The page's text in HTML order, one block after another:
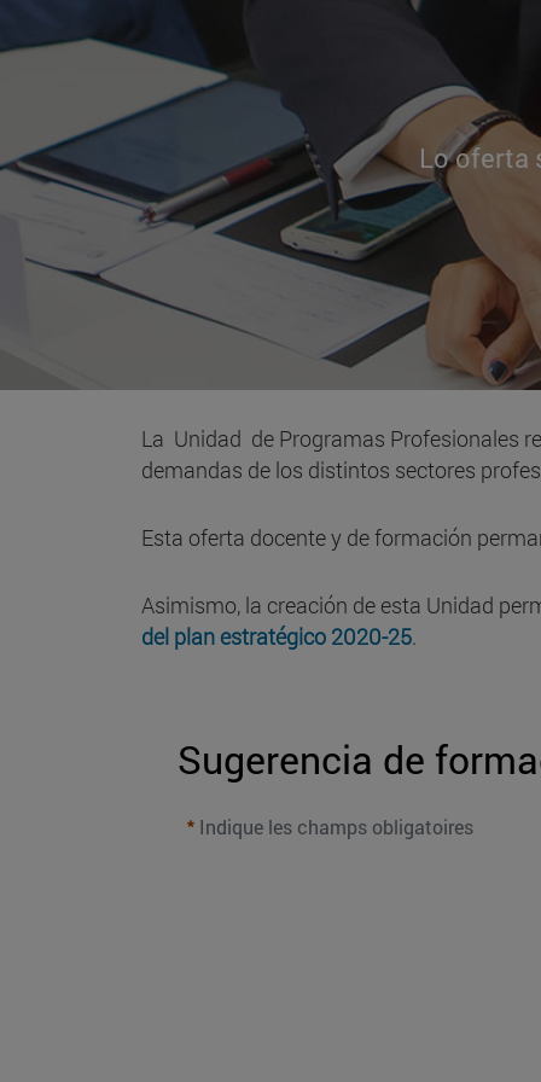
Lo oferta
La Unidad de Programas Profesionales
demandas de los distintos sectores
Esta oferta docente y de formación
Asimismo, la creación de esta Unidad
del plan estratégico 2020-25.
Sugerencia de
Indique les champs obligatoires